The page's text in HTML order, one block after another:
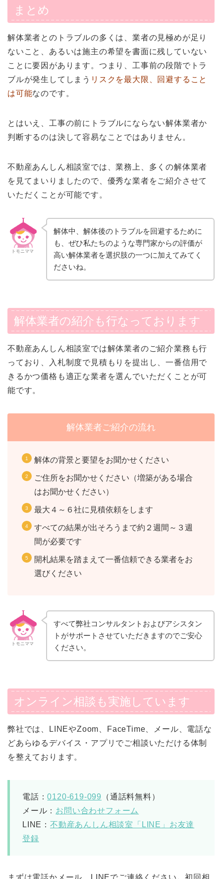
まとめ
解体業者とのトラブルの多くは、業者の見極めが足り
ないこと、あるいは施主の希望を書面に残していない
ことに要因があります。つまり、工事前の段階でトラ
ブルが発生してしまう リスクを最大限、回避すること
は可能なのです。
とはいえ、工事の前にトラブルにならない解体業者か
判断するのは決して容易なことではありません。
不動産あんしん相談室では、業務上、多くの解体業者
を見てまいりましたので、優秀な業者をご紹介させて
いただくことが可能です。
トモニママ
解体中、解体後のトラブルを回避するために
も、ぜひ私たちのような専門家からの評価が
高い解体業者を選択肢の一つに加えてみてく
ださいね。
解体業者の紹介も行なっております
不動産あんしん相談室では解体業者のご紹介業務も行
っており、入札制度で見積もりを提出し、一番信用で
きるかつ価格も適正な業者を選んでいただくことが可
能です。
解体業者ご紹介の流れ
解体の背景と要望をお聞かせください
ご住所をお聞かせください（増築がある場合
はお聞かせください）
最大４～６社に見積依頼をします
すべての結果が出そろうまで約２週間～３週
間が必要です
開札結果を踏まえて一番信頼できる業者をお
選びください
トモニママ
すべて弊社コンサルタントおよびアシスタン
トがサポートさせていただきますのでご安心
ください。
オンライン相談も実施しています
弊社では、LINEやZoom、FaceTime、メール、電話な
どあらゆるデバイス・アプリでご相談いただける体制
を整えております。
電話：0120-619-099
（通話料無料）
メール： お問い合わせフォーム
LINE： 不動産あんしん相談室「LINE」お友達
登録